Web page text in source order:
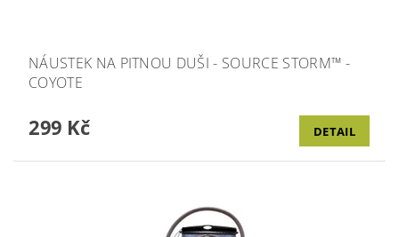
NÁUSTEK NA PITNOU DUŠI - SOURCE STORM™ -
COYOTE
299 Kč DETAIL